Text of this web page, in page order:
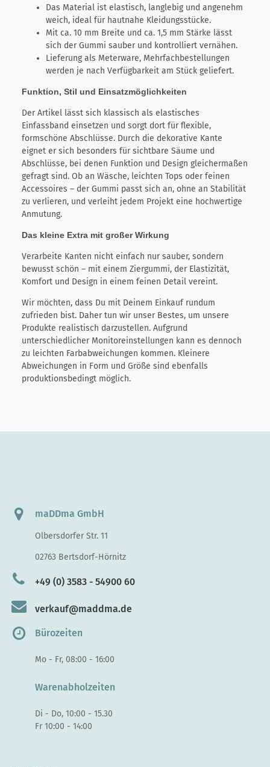
Das Material ist elastisch, langlebig und angenehm
weich, ideal für hautnahe Kleidungsstücke.
Mit ca. 10 mm Breite und ca. 1,5 mm Stärke lässt
sich der Gummi sauber und kontrolliert vernähen.
Lieferung als Meterware, Mehrfachbestellungen
werden je nach Verfügbarkeit am Stück geliefert.
Funktion, Stil und Einsatzmöglichkeiten
Der Artikel lässt sich klassisch als elastisches
Einfassband einsetzen und sorgt dort für flexible,
formschöne Abschlüsse. Durch die dekorative Kante
eignet er sich besonders für sichtbare Säume und
Abschlüsse, bei denen Funktion und Design gleichermaßen
gefragt sind. Ob an Wäsche, leichten Tops oder feinen
Accessoires – der Gummi passt sich an, ohne an Stabilität
zu verlieren, und verleiht jedem Projekt eine hochwertige
Anmutung.
Das kleine Extra mit großer Wirkung
Verarbeite Kanten nicht einfach nur sauber, sondern
bewusst schön – mit einem Ziergummi, der Elastizität,
Komfort und Design in einem feinen Detail vereint.
Wir möchten, dass Du mit Deinem Einkauf rundum
zufrieden bist. Daher tun wir unser Bestes, um unsere
Produkte realistisch darzustellen. Aufgrund
unterschiedlicher Monitoreinstellungen kann es dennoch
zu leichten Farbabweichungen kommen. Kleinere
Abweichungen in Form und Größe sind ebenfalls
produktionsbedingt möglich.
maDDma GmbH
Olbersdorfer Str. 11
02763 Bertsdorf-Hörnitz
+49 (0) 3583 - 54900 60
verkauf@maddma.de
Bürozeiten
Mo - Fr, 08:00 - 16:00
Warenabholzeiten
Di - Do, 10:00 - 15.30
Fr 10:00 - 14:00